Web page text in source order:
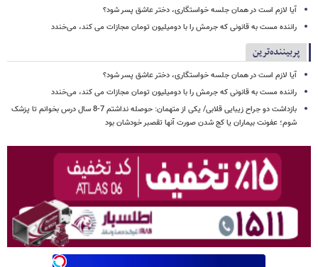
آیا لازم است در همان جلسه خواستگاری، دختر عاشق پسر شود؟
راننده مست به قانونی که جرمش را با دومیلیون تومان مجازات می کند، می‌خندد
پربیننده‌ترین
آیا لازم است در همان جلسه خواستگاری، دختر عاشق پسر شود؟
راننده مست به قانونی که جرمش را با دومیلیون تومان مجازات می کند، می‌خندد
بازداشت دو جراح زیبایی قلابی/ یکی از متهمان: حوصله نداشتم 7-8 سال درس بخوانم تا پزشک
شوم؛ عفونت بیماران یا کج شدن صورت آنها تقصبر خودشان بود